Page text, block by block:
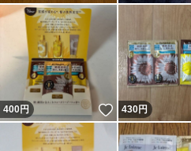
400円 いいね！
430円